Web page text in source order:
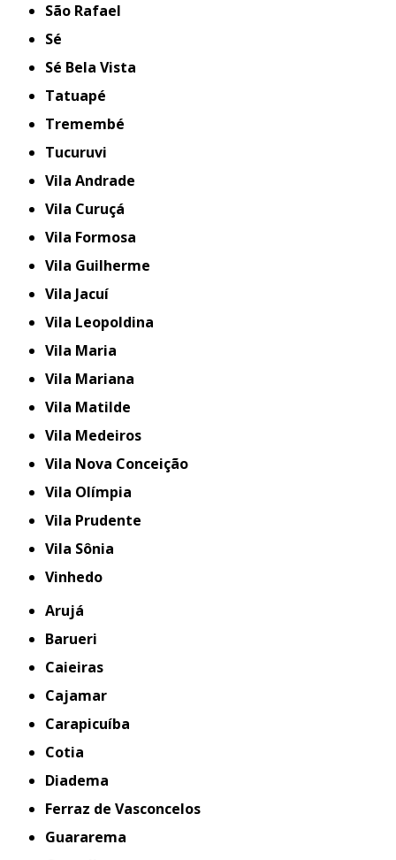
São Rafael
Sé
Sé Bela Vista
Tatuapé
Tremembé
Tucuruvi
Vila Andrade
Vila Curuçá
Vila Formosa
Vila Guilherme
Vila Jacuí
Vila Leopoldina
Vila Maria
Vila Mariana
Vila Matilde
Vila Medeiros
Vila Nova Conceição
Vila Olímpia
Vila Prudente
Vila Sônia
Vinhedo
Arujá
Barueri
Caieiras
Cajamar
Carapicuíba
Cotia
Diadema
Ferraz de Vasconcelos
Guararema